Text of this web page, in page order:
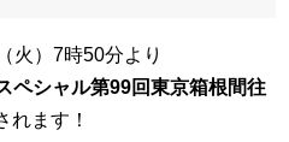
火）7時50分より
シャル第99回東京箱根間往
れます！